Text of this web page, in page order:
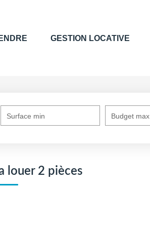
GESTION LOCATIVE
Surface min Budget max
louer 2 pièces